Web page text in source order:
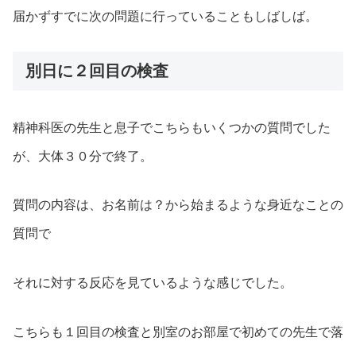
届かずすでに次の問題に行っていることもしばしば。
別日に２回目の検査
精神科医の先生と息子でこちらもいくつかの質問でした
が、大体３０分で終了。
質問の内容は、お名前は？から始まるような身近なことの
質問で
それに対する反応を見ているような感じでした。
こちらも１回目の検査と別室のお部屋で初めての先生で落